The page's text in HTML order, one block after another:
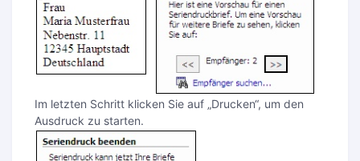
Im letzten Schritt klicken Sie auf „Drucken“, um den
Ausdruck zu starten.